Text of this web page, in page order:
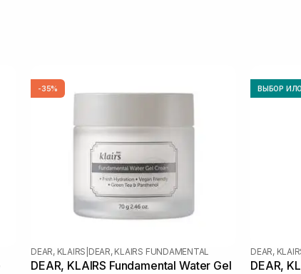
-35%
DEAR, KLAIRS DEAR, KLAIRS FUNDAMENTAL
DEAR, KLAIRS Fundamental Water Gel
ВЫБОР
DEAR,
DEAR,